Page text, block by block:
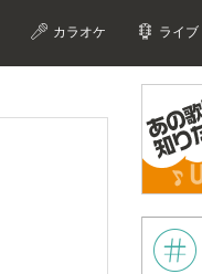
カラオケ ライブ